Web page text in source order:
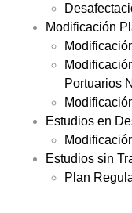
Modificación
Portuarios
Estudios en
Estudios sin
Plan